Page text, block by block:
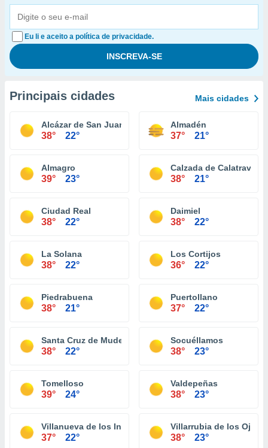
Eu li e aceito a política de privacidade.
Principais cidades Mais cidades
Alcázar de San Juan
38° 22°
Almadén
37° 21°
Almagro
39° 23°
Calzada de Calatrava
38° 21°
Ciudad Real
38° 22°
Daimiel
38° 22°
La Solana
38° 22°
Los Cortijos
36° 22°
Piedrabuena
38° 21°
Puertollano
37° 22°
Santa Cruz de Mudela
38° 22°
Socuéllamos
38° 23°
Tomelloso
39° 24°
Valdepeñas
38° 23°
Villanueva de los Infantes
37° 22°
Villarrubia de los Ojos
38° 23°